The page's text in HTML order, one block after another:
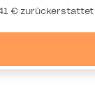
€ zurückerstattet